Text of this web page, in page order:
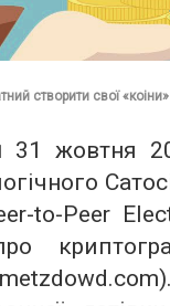
створити свої «коіни»
31 жовтня
to-Peer